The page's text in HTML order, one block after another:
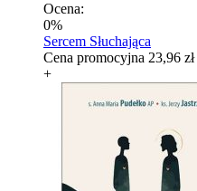
Ocena:
0%
Sercem Słuchająca
Cena promocyjna 23,96 zł
+